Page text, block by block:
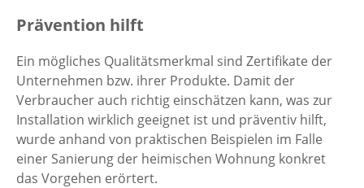
Prävention hilft
Ein mögliches Qualitätsmerkmal sind Zertifikate der
Unternehmen bzw. ihrer Produkte. Damit der
Verbraucher auch richtig einschätzen kann, was zur
Installation wirklich geeignet ist und präventiv hilft,
wurde anhand von praktischen Beispielen im Falle
einer Sanierung der heimischen Wohnung konkret
das Vorgehen erörtert.